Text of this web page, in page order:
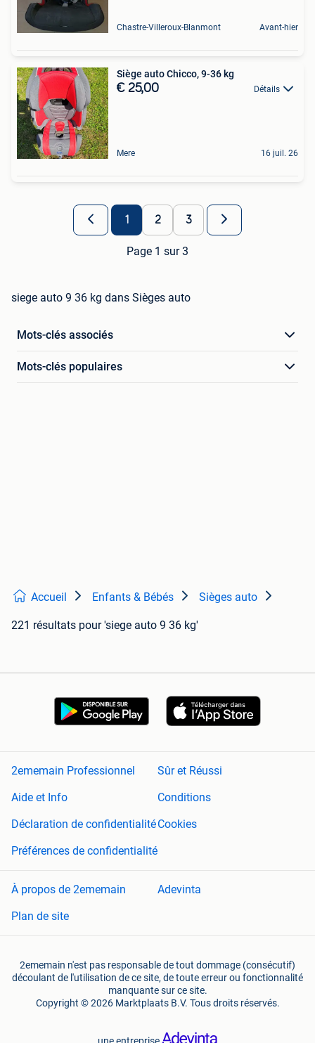
Chastre-Villeroux-Blanmont Avant-hier
Siège auto Chicco, 9-36 kg
€ 25,00 Détails
Mere 16 juil. 26
1 2 3
Page 1 sur 3
siege auto 9 36 kg dans Sièges auto
Mots-clés associés
Mots-clés populaires
Accueil Enfants & Bébés Sièges auto
221 résultats pour 'siege auto 9 36 kg'
2ememain Professionnel
Sûr et Réussi
Aide et Info
Conditions
Déclaration de confidentialitéCookies
Préférences de confidentialité
À propos de 2ememain
Adevinta
Plan de site
2ememain n'est pas responsable de tout dommage (consécutif)
découlant de l'utilisation de ce site, de toute erreur ou fonctionnalité
manquante sur ce site.
Copyright © 2026 Marktplaats B.V. Tous droits réservés.